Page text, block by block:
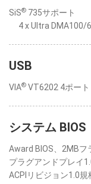
SiS® 735サポート
4 x Ultra DMA100/
USB
VIA® VT6202 4ポート
システム BIOS
Award BIOS、2MBフ
プラグアンドプレイ
ACPIリビジョン1.0規